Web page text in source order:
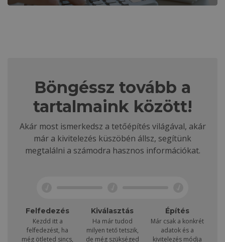
Böngéssz tovább a
tartalmaink között!
Akár most ismerkedsz a tetőépítés világával, akár
már a kivitelezés küszöbén állsz, segítünk
megtalálni a számodra hasznos információkat.
Felfedezés
Kezdd itt a
felfedezést, ha
még ötleted sincs,
Kiválasztás
Ha már tudod
milyen tető tetszik,
de még szükséged
Építés
Már csak a konkrét
adatok és a
kivitelezés módja